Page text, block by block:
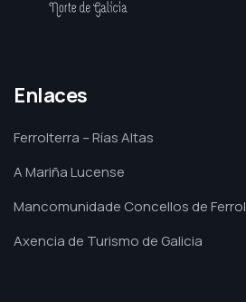
Enlaces
Ferrolterra – Rías Altas
A Mariña Lucense
Mancomunidade Concellos de Ferrol
Axencia de Turismo de Galicia